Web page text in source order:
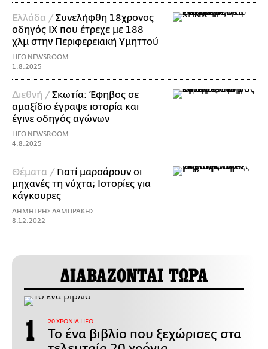
Ελλάδα /Συνελήφθη 18χρονος
οδηγός ΙΧ που έτρεχε με 188
χλμ στην Περιφερειακή Υμηττού
LIFO NEWSROOM
1.8.2025
Διεθνή /Σκωτία: Έφηβος σε
αμαξίδιο έγραψε ιστορία και
έγινε οδηγός αγώνων
LIFO NEWSROOM
4.8.2025
Θέματα / Γιατί μαρσάρουν οι
μηχανές τη νύχτα; Ιστορίες για
κάγκουρες
ΔΗΜΗΤΡΗΣ ΛΑΜΠΡΑΚΗΣ
8.12.2022
ΔΙΑΒΑΖΟΝΤΑΙ ΤΩΡΑ
20 ΧΡΟΝΙΑ LIFO
Το ένα βιβλίο που ξεχώρισες στα